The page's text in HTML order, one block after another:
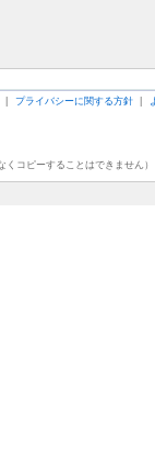
| プライバシーに関する方針 |
コピーすることはできません）